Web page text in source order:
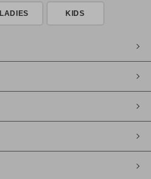
予約商品
在庫なし含む
LADIES KIDS